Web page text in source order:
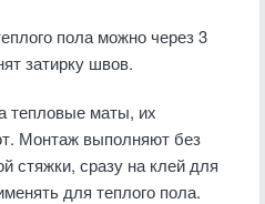
пола можно через 3
затирку швов.
тепловые маты, их
Монтаж выполняют без
стяжки, сразу на клей для
для теплого пола.